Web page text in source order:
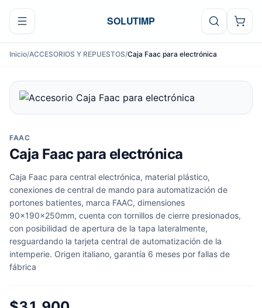
Ir al contenido
SOLUTIMP
Inicio/ACCESORIOS Y REPUESTOS/Caja Faac para electrónica
FAAC
Caja Faac para electrónica
Caja Faac para central electrónica, material plástico,
conexiones de central de mando para automatización de
portones batientes, marca FAAC, dimensiones
90x190x250mm, cuenta con tornillos de cierre presionados,
con posibilidad de apertura de la tapa lateralmente,
resguardando la tarjeta central de automatización de la
intemperie. Origen italiano, garantía 6 meses por fallas de
fábrica